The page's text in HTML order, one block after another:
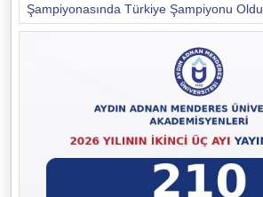
Şampiyonasında Türkiye Şampiyonu Oldu